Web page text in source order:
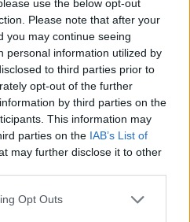
use the below opt-out
Please note that after your
you may continue seeing
personal information utilized by
to third parties prior to
opt-out of the further
by third parties on the
This information may
parties on the IAB’s List of
may further disclose it to other
Opt Outs